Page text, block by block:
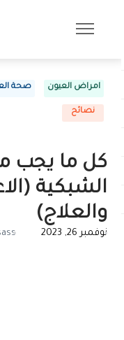
امراض العيون صحة
نصائح
كل ما يجب
الشبكية
والعلاج)
نوفمبر 26, 2023